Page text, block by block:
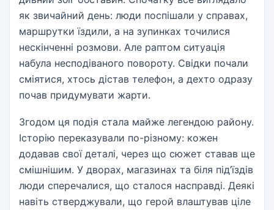
як звичайний день: люди поспішали у справах,
маршрутки їздили, а на зупинках точилися
нескінченні розмови. Але раптом ситуація
набула несподіваного повороту. Свідки почали
сміятися, хтось дістав телефон, а дехто одразу
почав придумувати жарти.
Згодом ця подія стала майже легендою району.
Історію переказували по-різному: кожен
додавав свої деталі, через що сюжет ставав ще
смішнішим. У дворах, магазинах та біля під’їздів
люди сперечалися, що сталося насправді. Деякі
навіть стверджували, що герой влаштував ціле